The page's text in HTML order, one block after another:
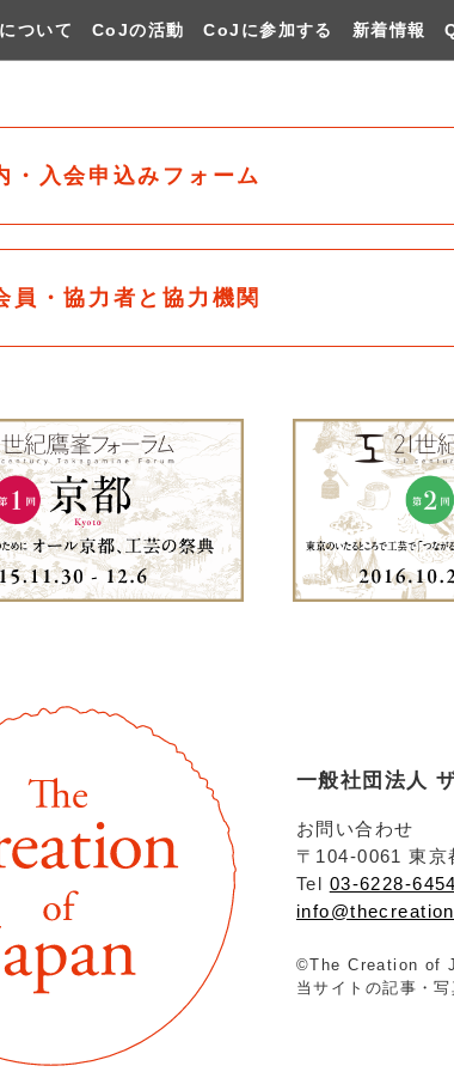
ついて CoJの活動 CoJに参加する 新着情報
・入会申込みフォーム
員・協力者と協力機関
一般社団法人
お問い合わせ
〒104-0061 東
Tel 03-6228-6454
©The Creation of
当サイトの記事・